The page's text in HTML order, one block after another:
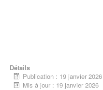
Détails
Publication : 19 janvier 2026
Mis à jour : 19 janvier 2026